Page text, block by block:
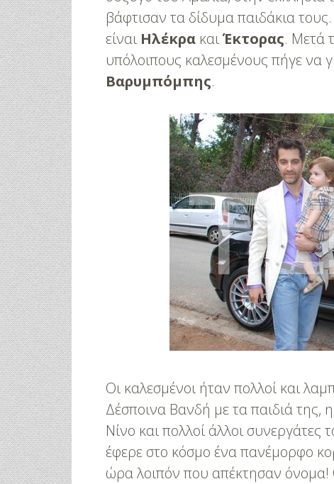
βάφτισαν τα δίδυμα παιδάκια
είναι Ηλέκρα καιΈκτορας. Μετά
υπόλοιπους καλεσμένους πήγε να
Βαρυμπόμπης.
Οι καλεσμένοι ήταν πολλοί και
Δέσποινα Βανδή με τα παιδιά της,
Νίνο και πολλοί άλλοι
έφερε στο κόσμο ένα πανέμορφο
ώρα λοιπόν που απέκτησαν όνομα!